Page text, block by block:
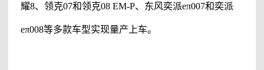
耀8、领克07和领克08 EM-P、东风奕派eπ007和奕派
eπ008等多款车型实现量产上车。